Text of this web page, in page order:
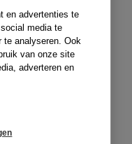
en advertenties te
media te
te analyseren. Ook
van onze site
adverteren en